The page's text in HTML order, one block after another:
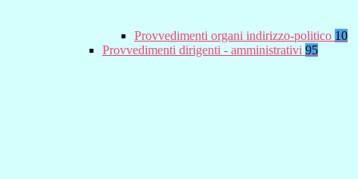
Provvedimenti organi indirizzo-politico 10
Provvedimenti dirigenti - amministrativi 95